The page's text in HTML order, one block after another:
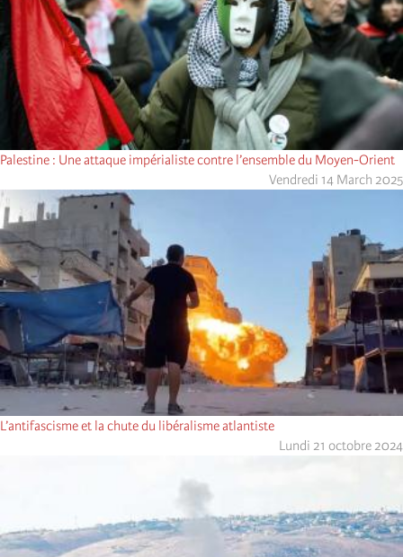
Palestine : Une attaque impérialiste contre l’ensemble du Moyen-Orient
Vendredi 14 March 2025
L’antifascisme et la chute du libéralisme atlantiste
Lundi 21 octobre 2024